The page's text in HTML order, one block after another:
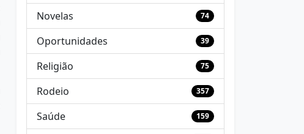
Novelas 74
Oportunidades 39
Religião 75
Rodeio 357
Saúde 159